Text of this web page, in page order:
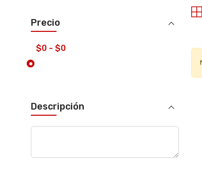
Precio
Descripción